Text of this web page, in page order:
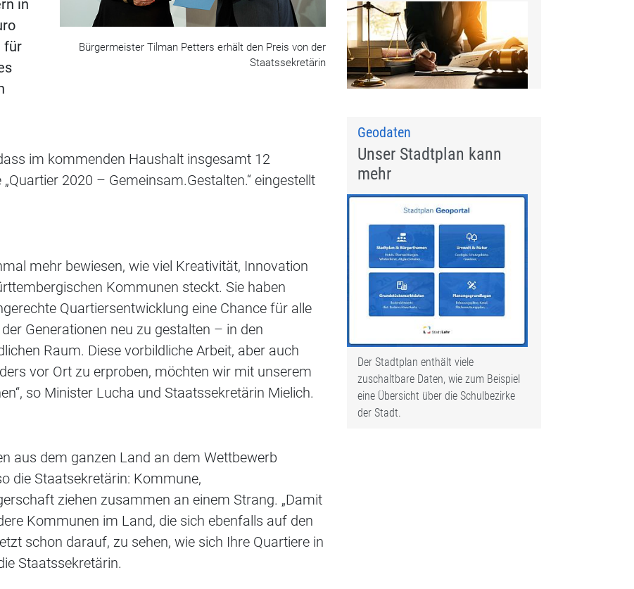
Bürgermeister Tilman Petters erhält den Preis von der
Staatssekretärin
in
für
im kommenden Haushalt insgesamt 12
2020 – Gemeinsam.Gestalten.“ eingestellt
mehr bewiesen, wie viel Kreativität, Innovation
Kommunen steckt. Sie haben
Quartiersentwicklung eine Chance für alle
Generationen neu zu gestalten – in den
Raum. Diese vorbildliche Arbeit, aber auch
vor Ort zu erproben, möchten wir mit unserem
so Minister Lucha und Staatssekretärin Mielich.
aus dem ganzen Land an dem Wettbewerb
die Staatsekretärin: Kommune,
ziehen zusammen an einem Strang. „Damit
Kommunen im Land, die sich ebenfalls auf den
schon darauf, zu sehen, wie sich Ihre Quartiere in
Staatssekretärin.
Geodaten
Unser Stadtplan kann
mehr
Der Stadtplan enthält viele
zuschaltbare Daten, wie zum Beispiel
eine Übersicht über die Schulbezirke
der Stadt.